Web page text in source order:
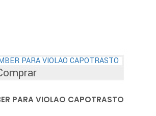
PARA VIOLAO CAPOTRASTO